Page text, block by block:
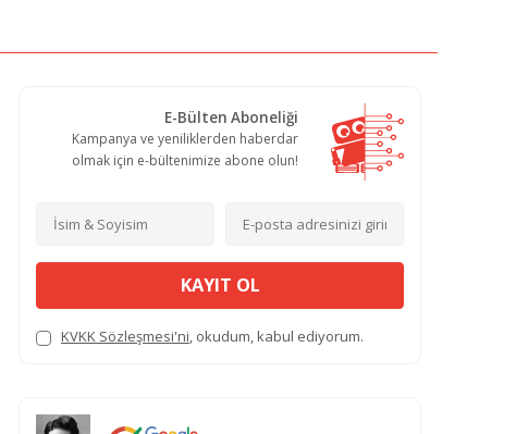
E-Bülten Aboneliği
Kampanya ve yeniliklerden haberdar
olmak için e-bültenimize abone olun!
KAYIT OL
KVKK Sözleşmesi'ni, okudum, kabul ediyorum.